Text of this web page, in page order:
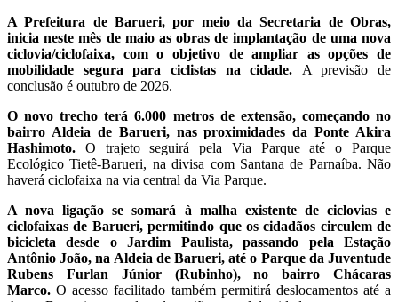
A Prefeitura de Barueri, por meio da Secretaria de Obras,
inicia neste mês de maio as obras de implantação de uma nova
ciclovia/ciclofaixa, com o objetivo de ampliar as opções de
mobilidade segura para ciclistas na cidade. A previsão de
conclusão é outubro de 2026.
O novo trecho terá 6.000 metros de extensão, começando no
bairro Aldeia de Barueri, nas proximidades da Ponte Akira
Hashimoto. O trajeto seguirá pela Via Parque até o Parque
Ecológico Tietê-Barueri, na divisa com Santana de Parnaíba. Não
haverá ciclofaixa na via central da Via Parque.
A nova ligação se somará à malha existente de ciclovias e
ciclofaixas de Barueri, permitindo que os cidadãos circulem de
bicicleta desde o Jardim Paulista, passando pela Estação
Antônio João, na Aldeia de Barueri, até o Parque da Juventude
Rubens Furlan Júnior (Rubinho), no bairro Chácaras
Marco. O acesso facilitado também permitirá deslocamentos até a